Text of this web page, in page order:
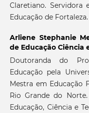
Claretiano. Servidora
Educação de Fortaleza.
Arliene Stephanie
de Educação Ciência
Doutoranda do
Educação pela
Mestra em Educação
Rio Grande do
Educação, Ciência e